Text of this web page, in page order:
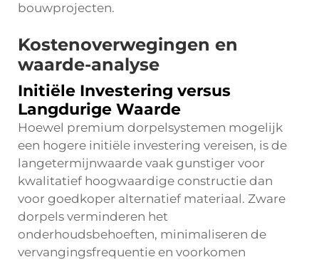
bouwprojecten.
Kostenoverwegingen en
waarde-analyse
Initiële Investering versus
Langdurige Waarde
Hoewel premium dorpelsystemen mogelijk
een hogere initiële investering vereisen, is de
langetermijnwaarde vaak gunstiger voor
kwalitatief hoogwaardige constructie dan
voor goedkoper alternatief materiaal. Zware
dorpels verminderen het
onderhoudsbehoeften, minimaliseren de
vervangingsfrequentie en voorkomen